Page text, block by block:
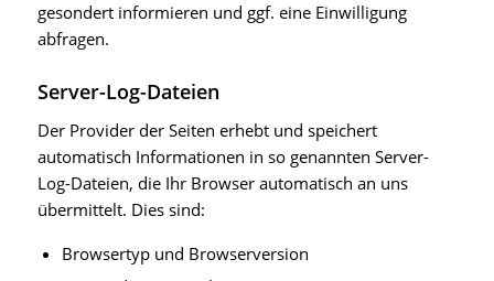
gesondert informieren und ggf. eine Einwilligung
abfragen.
Server-Log-Dateien
Der Provider der Seiten erhebt und speichert
automatisch Informationen in so genannten Server-
Log-Dateien, die Ihr Browser automatisch an uns
übermittelt. Dies sind:
Browsertyp und Browserversion